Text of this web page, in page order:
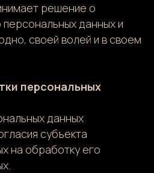
решение о
данных и
своей волей и в своем
персональных
данных
субъекта
на обработку его